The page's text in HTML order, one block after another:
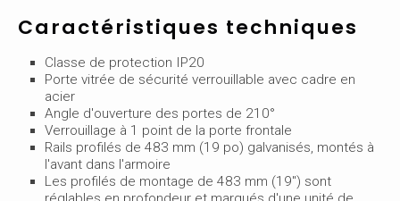
Caractéristiques techniques
Classe de protection IP20
Porte vitrée de sécurité verrouillable avec cadre en
acier
Angle d'ouverture des portes de 210°
Verrouillage à 1 point de la porte frontale
Rails profilés de 483 mm (19 po) galvanisés, montés à
l'avant dans l'armoire
Les profilés de montage de 483 mm (19") sont